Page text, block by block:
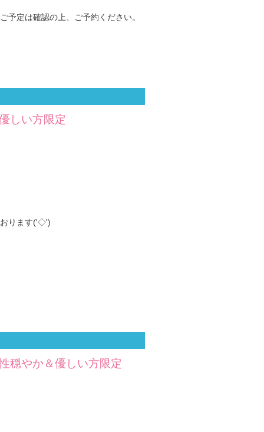
予定は確認の上、ご予約ください。
しい方限定
ります('◇')ゞ
穏やか＆優しい方限定